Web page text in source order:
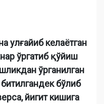
улғайиб келаётган
ўргатиб қўйиш
ўрганилган
бўлиб
йигит кишига